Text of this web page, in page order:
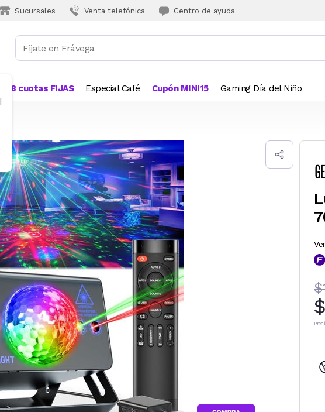
Sucursales Venta telefónica Centro de ayuda
18 cuotas FIJAS Especial Café Cupón MINI15 Gaming Día del Niño